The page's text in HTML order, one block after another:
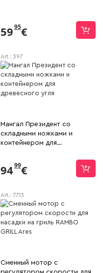
5995€
Art.: 397
Мангал Президент со
складными ножками и
контейнером для
9499€
Art.: 7713
Сменный мотор с